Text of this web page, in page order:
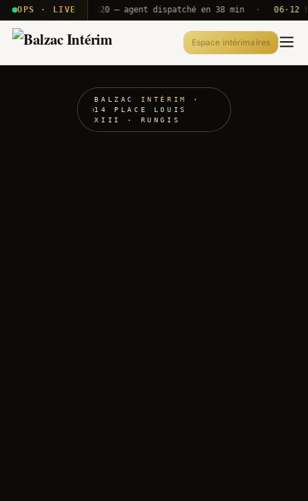
OPS · LIVE
T2E · B71 Push A320 — agent dispatché en 38 min · 06·12 UTC
Espace intérimaires
BALZAC INTÉRIM
·
14 PLACE LOUIS
XIII · RUNGIS